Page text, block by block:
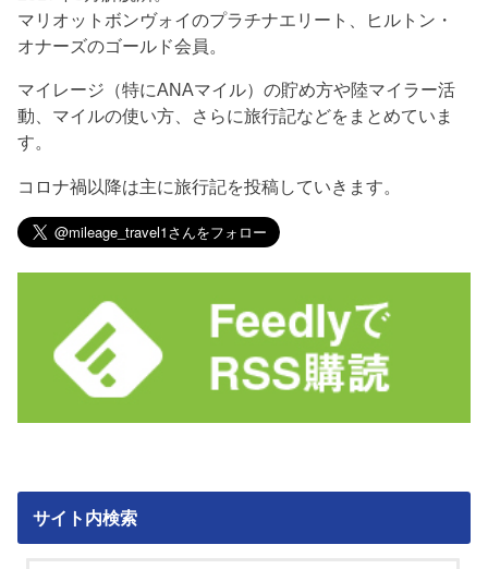
マリオットボンヴォイのプラチナエリート、ヒルトン・
オナーズのゴールド会員。
マイレージ（特にANAマイル）の貯め方や陸マイラー活
動、マイルの使い方、さらに旅行記などをまとめていま
す。
コロナ禍以降は主に旅行記を投稿していきます。
サイト内検索